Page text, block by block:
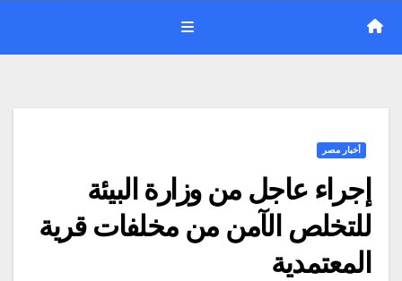
أخبار مصر
إجراء عاجل من وزارة البيئة
للتخلص الآمن من مخلفات قرية
المعتمدية